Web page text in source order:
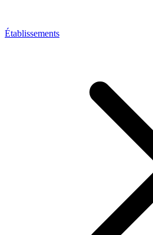
Établissements